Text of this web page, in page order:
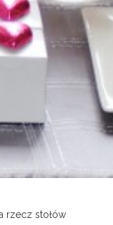
rzecz stołów